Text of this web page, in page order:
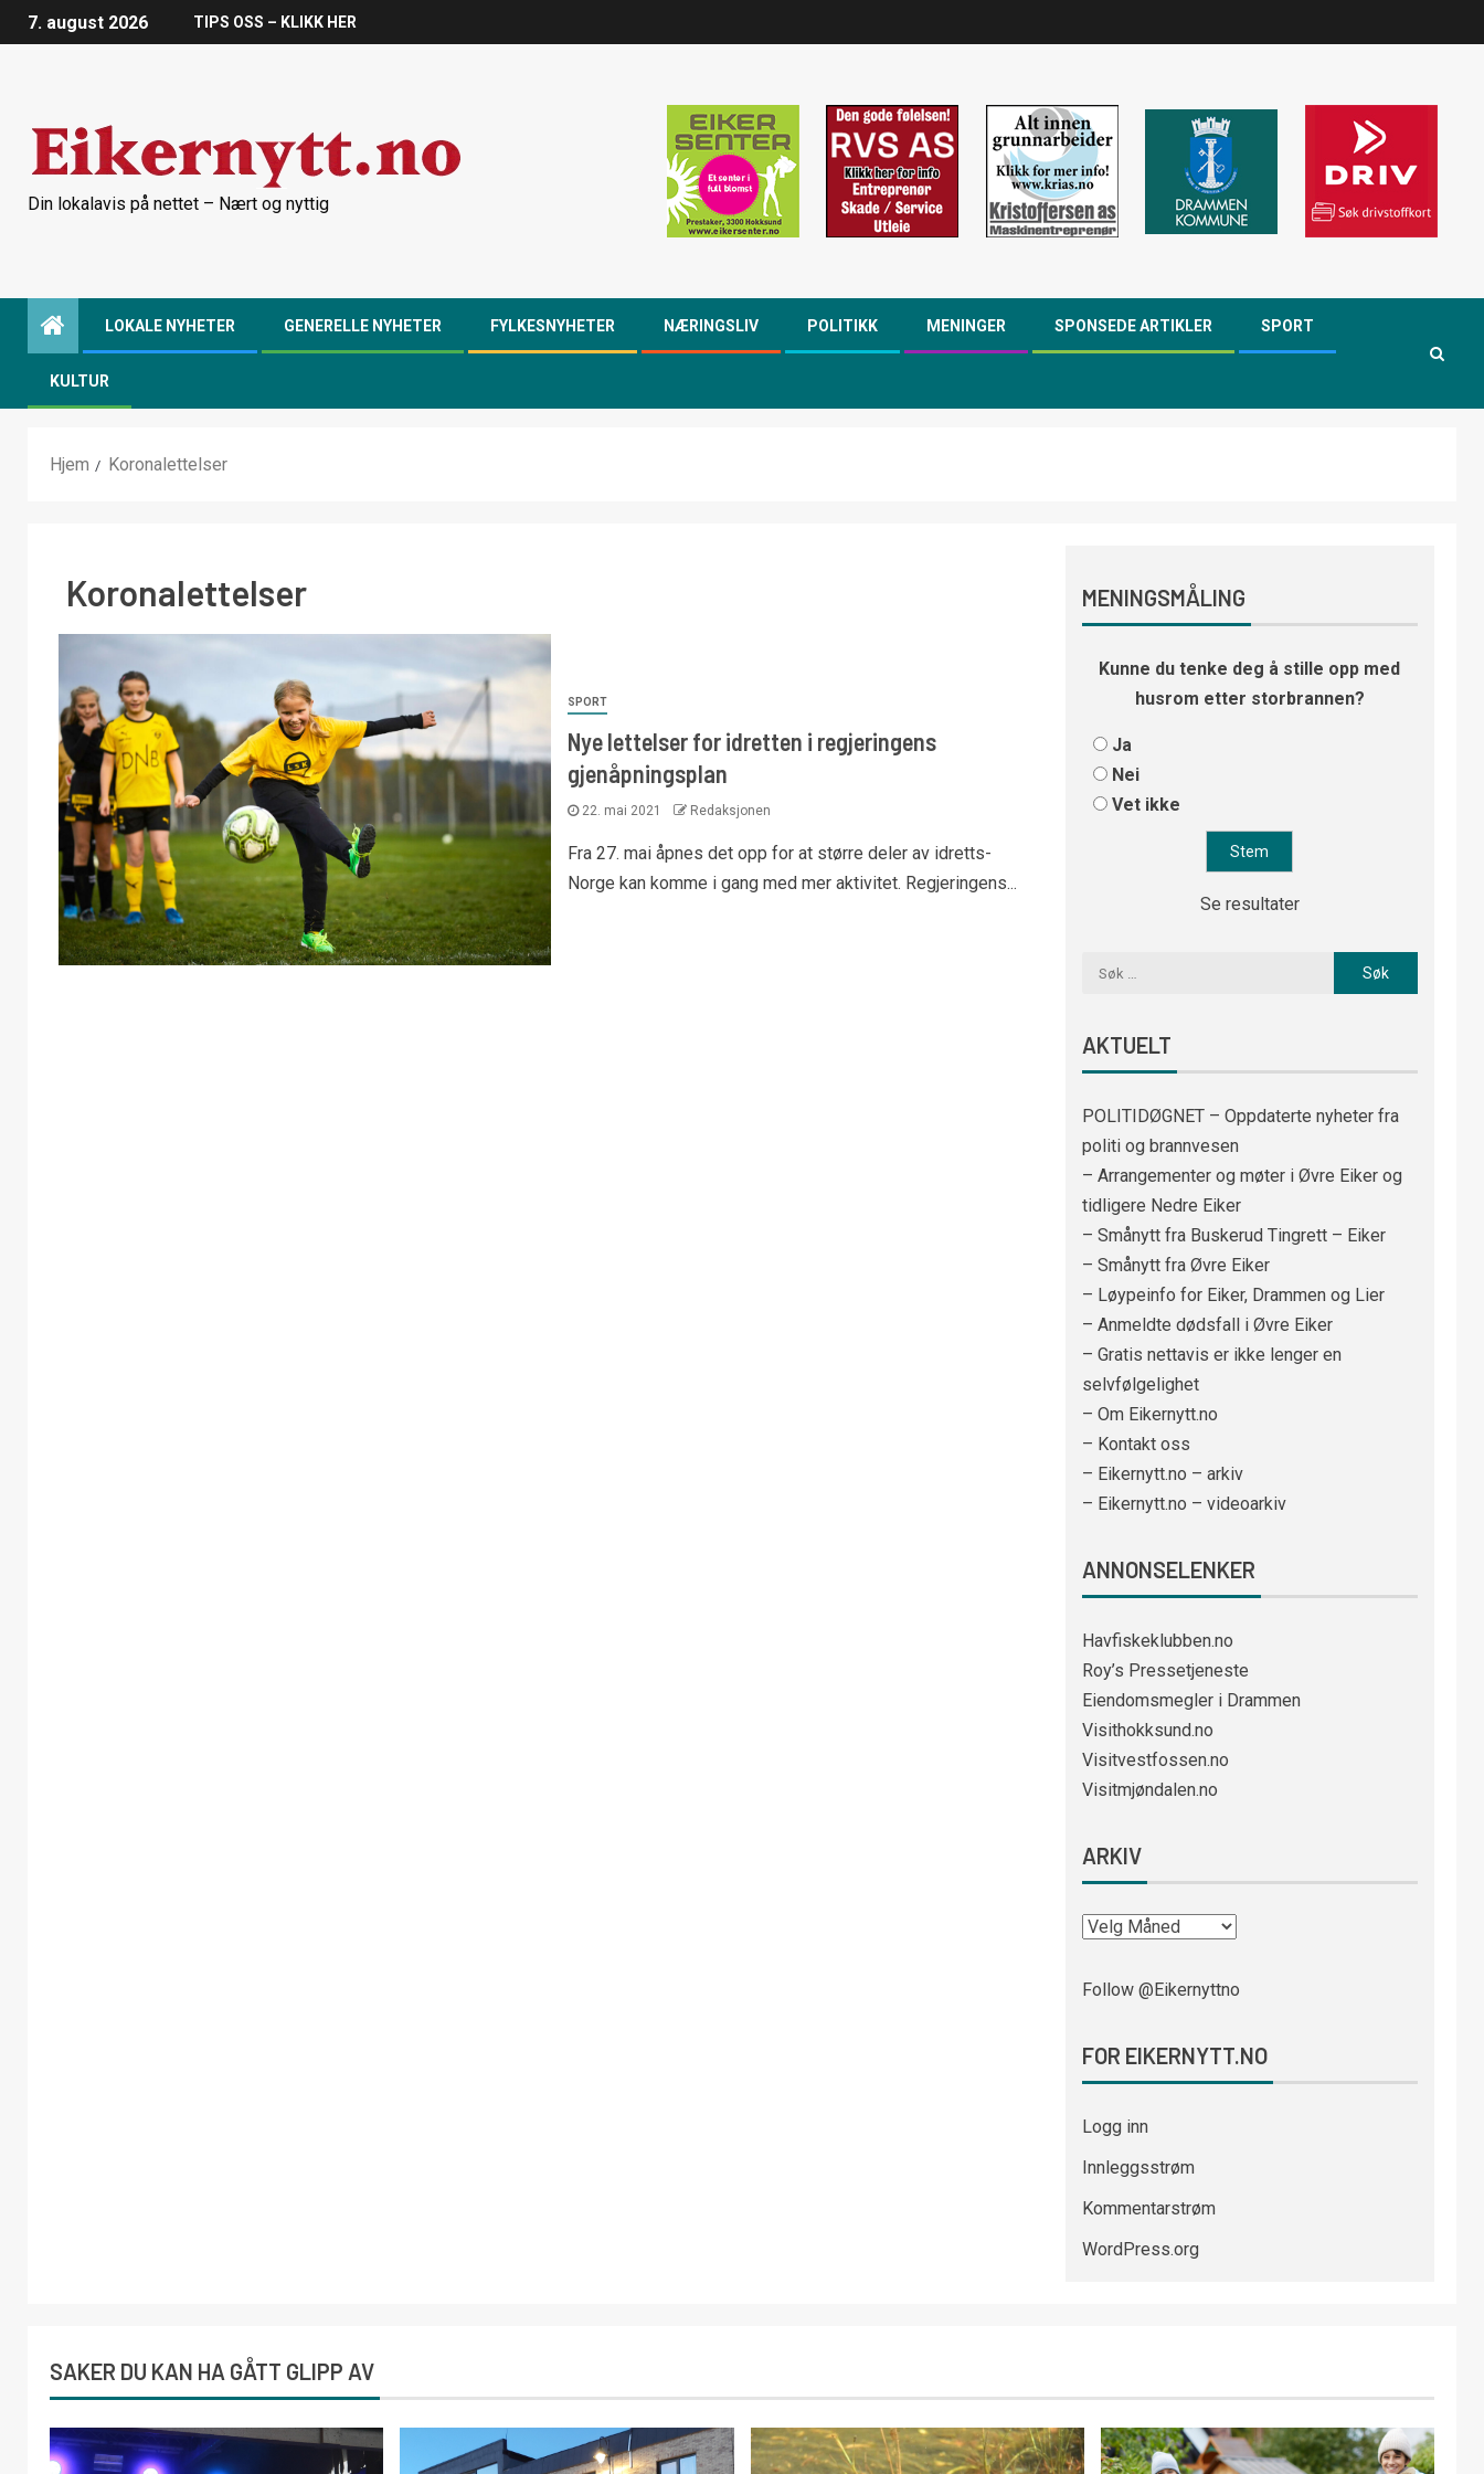
7. august 2026 TIPS OSS – KLIKK HER
Din lokalavis på nettet – Nært og nyttig
LOKALE NYHETER GENERELLE NYHETER FYLKESNYHETER NÆRINGSLIV POLITIKK MENINGER SPONSEDE ARTIKLER SPORT
KULTUR
Hjem Koronalettelser
Koronalettelser
SPORT
Nye lettelser for idretten i regjeringens
gjenåpningsplan
22. mai 2021 Redaksjonen
Fra 27. mai åpnes det opp for at større deler av idretts-
Norge kan komme i gang med mer aktivitet. Regjeringens...
MENINGSMÅLING
Kunne du tenke deg å stille opp med
husrom etter storbrannen?
Ja
Nei
Vet ikke
Se resultater
AKTUELT
POLITIDØGNET – Oppdaterte nyheter fra
politi og brannvesen
– Arrangementer og møter i Øvre Eiker og
tidligere Nedre Eiker
– Smånytt fra Buskerud Tingrett – Eiker
– Smånytt fra Øvre Eiker
– Løypeinfo for Eiker, Drammen og Lier
– Anmeldte dødsfall i Øvre Eiker
– Gratis nettavis er ikke lenger en
selvfølgelighet
– Om Eikernytt.no
– Kontakt oss
– Eikernytt.no – arkiv
– Eikernytt.no – videoarkiv
ANNONSELENKER
Havfiskeklubben.no
Roy’s Pressetjeneste
Eiendomsmegler i Drammen
Visithokksund.no
Visitvestfossen.no
Visitmjøndalen.no
ARKIV
Follow @Eikernyttno
FOR EIKERNYTT.NO
Logg inn
Innleggsstrøm
Kommentarstrøm
WordPress.org
SAKER DU KAN HA GÅTT GLIPP AV